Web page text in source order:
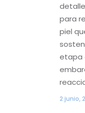
para
piel
etapa
2 junio,